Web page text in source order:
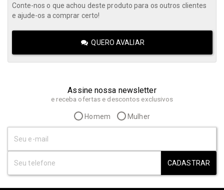
Conte-nos o que achou deste produto para os outros clientes
e ajude-os a comprar certo!
QUERO AVALIAR
Assine nossa newsletter
e receba ofertas e descontos exclusivos
Homem Mulher
CADASTRAR